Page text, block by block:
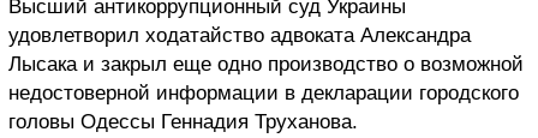
Высший антикоррупционный суд Украины
удовлетворил ходатайство адвоката Александра
Лысака и закрыл еще одно производство о возможной
недостоверной информации в декларации городского
головы Одессы Геннадия Труханова.